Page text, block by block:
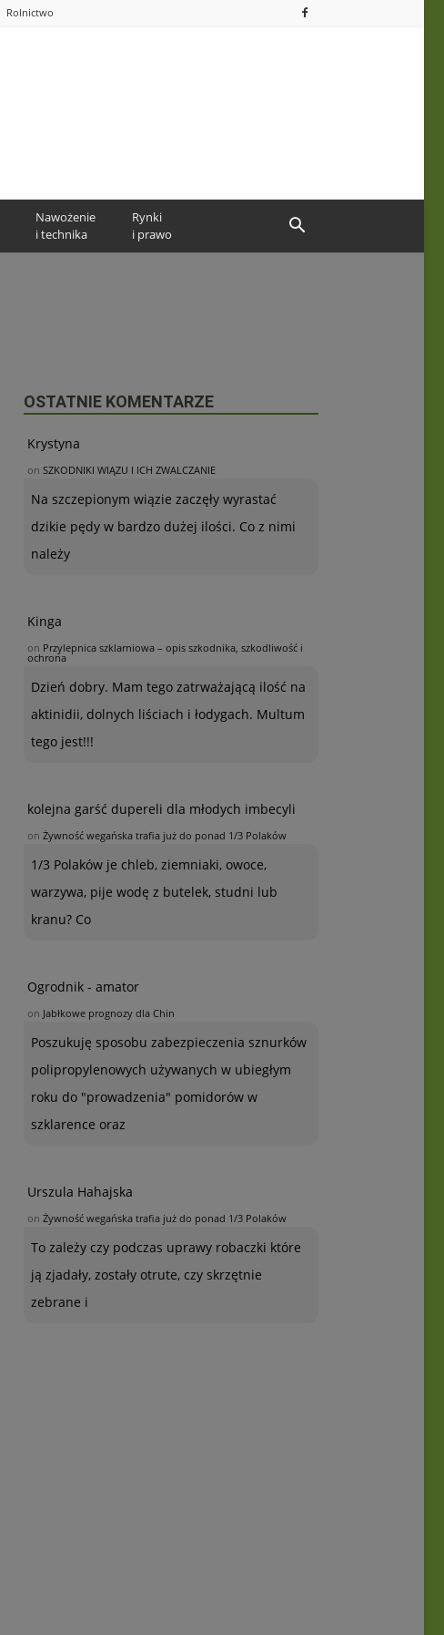
Rolnictwo
Nawożenie
i technika
Rynki
i prawo
OSTATNIE KOMENTARZE
Krystyna
on SZKODNIKI WIĄZU I ICH ZWALCZANIE
Na szczepionym wiązie zaczęły wyrastać
dzikie pędy w bardzo dużej ilości. Co z nimi
należy
Kinga
on Przylepnica szklarniowa – opis szkodnika, szkodliwość i
ochrona
Dzień dobry. Mam tego zatrważającą ilość na
aktinidii, dolnych liściach i łodygach. Multum
tego jest!!!
kolejna garść dupereli dla młodych imbecyli
on Żywność wegańska trafia już do ponad 1/3 Polaków
1/3 Polaków je chleb, ziemniaki, owoce,
warzywa, pije wodę z butelek, studni lub
kranu? Co
Ogrodnik - amator
on Jabłkowe prognozy dla Chin
Poszukuję sposobu zabezpieczenia sznurków
polipropylenowych używanych w ubiegłym
roku do "prowadzenia" pomidorów w
szklarence oraz
Urszula Hahajska
on Żywność wegańska trafia już do ponad 1/3 Polaków
To zależy czy podczas uprawy robaczki które
ją zjadały, zostały otrute, czy skrzętnie
zebrane i